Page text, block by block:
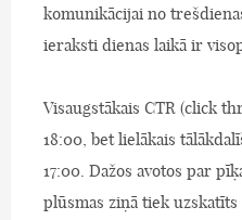
komunikācijai no
ieraksti dienas laikā ir
Visaugstākais CTR (click
18:00, bet lielākais
17:00. Dažos avotos par
plūsmas ziņā tiek